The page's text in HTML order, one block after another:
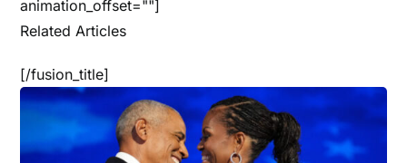
animation_offset=""]
Related Articles
[/fusion_title]